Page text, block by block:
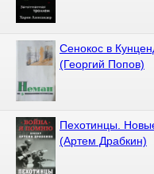
Сенокос в
(Георгий Попов)
Пехотинцы.
(Артем Драбкин)